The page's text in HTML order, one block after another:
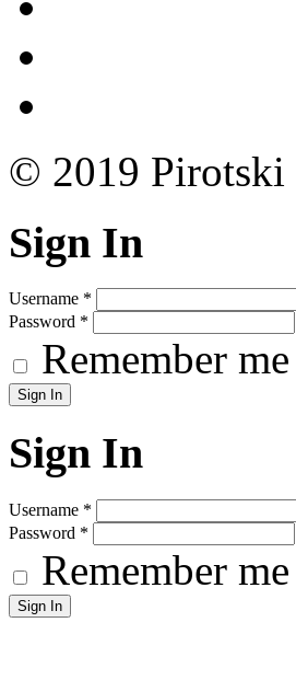
© 2019
Sign In
Username *
Password *
Remember
Sign In
Username *
Password *
Remember